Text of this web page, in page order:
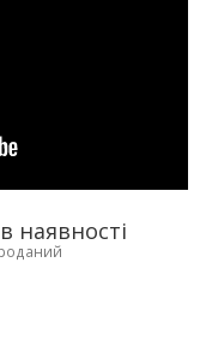
наявності